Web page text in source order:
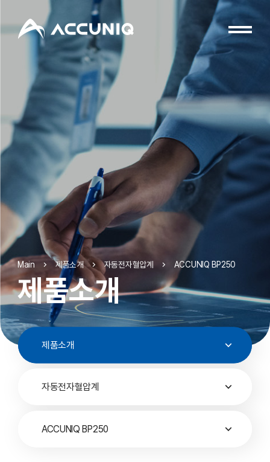
Main 제품소개 자동전자혈압계 ACCUNIQ BP250
제품소개
제품소개
자동전자혈압계
ACCUNIQ BP250